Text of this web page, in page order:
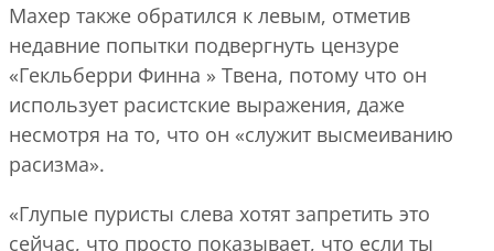
Махер также обратился к левым, отметив
недавние попытки подвергнуть цензуре
«Гекльберри Финна » Твена, потому что он
использует расистские выражения, даже
несмотря на то, что он «служит высмеиванию
расизма».
«Глупые пуристы слева хотят запретить это
сейчас, что просто показывает, что если ты